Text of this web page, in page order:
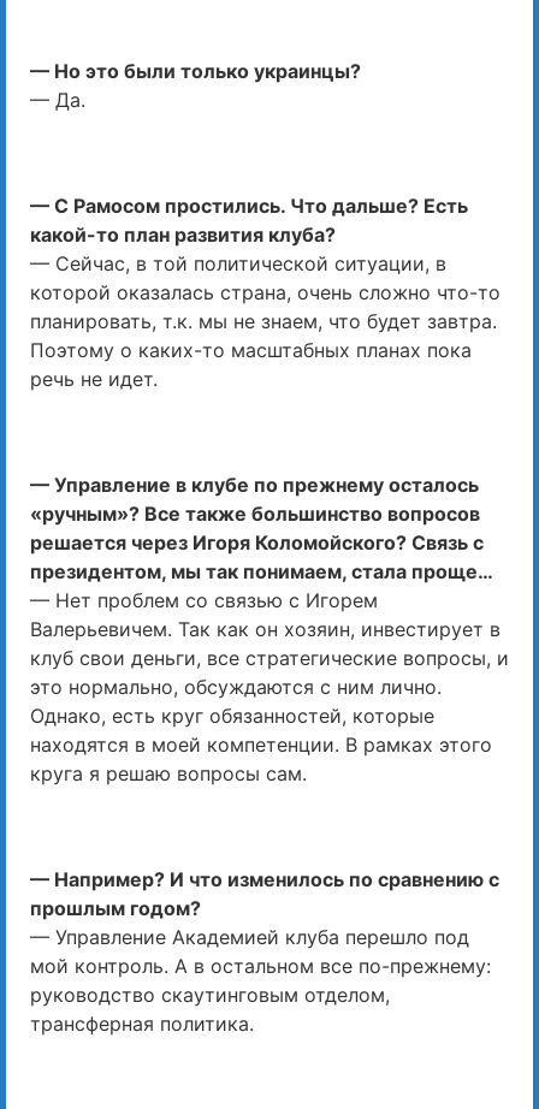
— Но это были только украинцы?
— Да.
— С Рамосом простились. Что дальше? Есть
какой-то план развития клуба?
— Сейчас, в той политической ситуации, в
которой оказалась страна, очень сложно что-то
планировать, т.к. мы не знаем, что будет завтра.
Поэтому о каких-то масштабных планах пока
речь не идет.
— Управление в клубе по прежнему осталось
«ручным»? Все также большинство вопросов
решается через Игоря Коломойского? Связь с
президентом, мы так понимаем, стала проще…
— Нет проблем со связью с Игорем
Валерьевичем. Так как он хозяин, инвестирует в
клуб свои деньги, все стратегические вопросы, и
это нормально, обсуждаются с ним лично.
Однако, есть круг обязанностей, которые
находятся в моей компетенции. В рамках этого
круга я решаю вопросы сам.
— Например? И что изменилось по сравнению с
прошлым годом?
— Управление Академией клуба перешло под
мой контроль. А в остальном все по-прежнему:
руководство скаутинговым отделом,
трансферная политика.